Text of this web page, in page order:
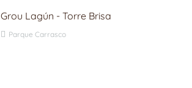
Grou Lagún - Torre Brisa
Parque Carrasco